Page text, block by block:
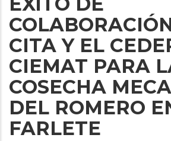
CITA Y EL
CIEMAT PARA
COSECHA
DEL ROMERO
FARLETE